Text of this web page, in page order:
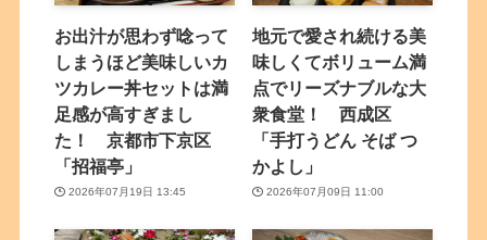
お出汁が思わず唸って
しまうほど美味しいカ
ツカレー丼セットは満
足感が高すぎまし
た！ 京都市下京区
「招福亭」
2026年07月19日 13:45
地元で愛され続ける美
味しくてボリューム満
点でリーズナブルな大
衆食堂！ 西成区
「手打うどん そば つ
かよし」
2026年07月09日 11:00